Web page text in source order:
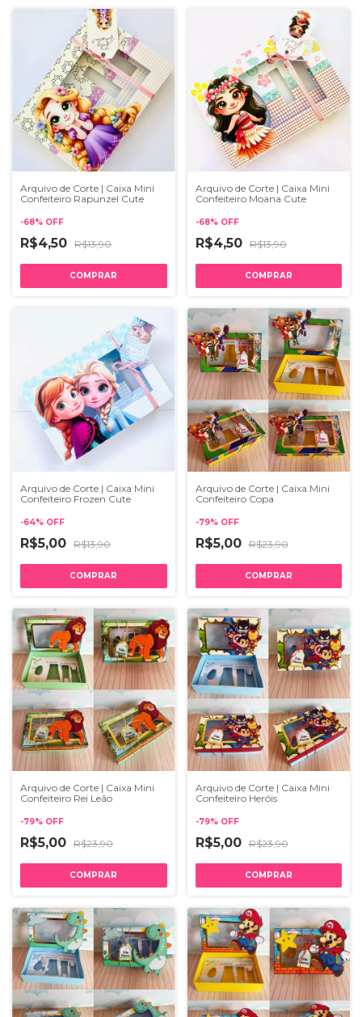
Arquivo de Corte | Caixa Mini
Confeiteiro Rapunzel Cute
-68% OFF
R$4,50 R$13,90
Arquivo de Corte | Caixa Mini
Confeiteiro Moana Cute
-68% OFF
R$4,50 R$13,90
Arquivo de Corte | Caixa Mini
Confeiteiro Frozen Cute
-64% OFF
R$5,00 R$13,90
Arquivo de Corte | Caixa Mini
Confeiteiro Copa
-79% OFF
R$5,00 R$23,90
Arquivo de Corte | Caixa Mini
Confeiteiro Rei Leão
-79% OFF
R$5,00 R$23,90
Arquivo de Corte | Caixa Mini
Confeiteiro Heróis
-79% OFF
R$5,00 R$23,90